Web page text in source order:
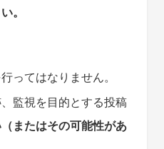
。
ってはなりません。
監視を目的とする投稿
またはその可能性があ